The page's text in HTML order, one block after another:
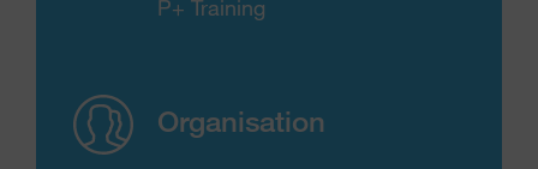
P+ Training
Organisation